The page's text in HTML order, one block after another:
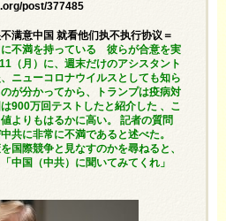
post/377485
满意中国 就看他们执不执行协议＝
に不満を持っている 彼らが合意を実
（月）に、週末だけのアシスタント
ニューコロナウイルスとしても知ら
が分かってから、トランプは疫病対
900万回テストしたと紹介した 、こ
よりもはるかに高い。 記者の質問
共に非常に不満であると述べた。
国際競争と見なすのかを尋ねると、
中国（中共）に聞いてみてくれ」